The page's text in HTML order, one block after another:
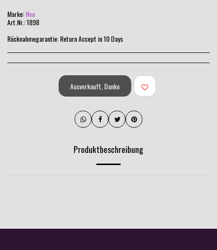
Marke:Neu
Art.Nr.:1898
Rücknahmegarantie:Return Accept in 10 Days
Ausverkauft, Danke
Produktbeschreibung